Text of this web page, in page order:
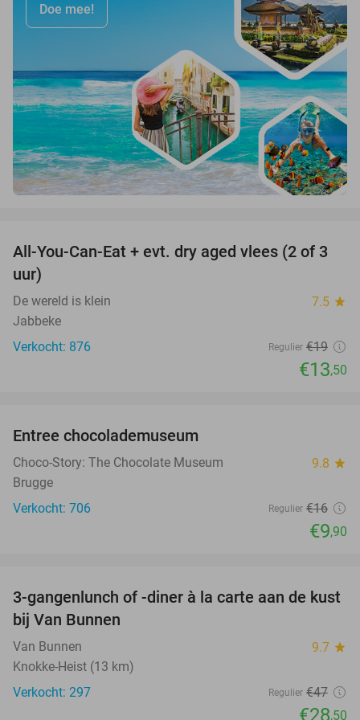
Doe mee!
29%
All-You-Can-Eat + evt. dry aged vlees (2 of 3
uur)
De wereld is klein 7.5 star
Jabbeke
Verkocht: 876
Regulier €19
€13,50
Entree chocolademuseum
Choco-Story: The Chocolate Museum 9.8 star
Brugge
Verkocht: 706
Regulier €16
€9,90
39%
3-gangenlunch of -diner à la carte aan de kust
bij Van Bunnen
Van Bunnen 9.7 star
Knokke-Heist (13 km)
Verkocht: 297
Regulier €47
€28,50